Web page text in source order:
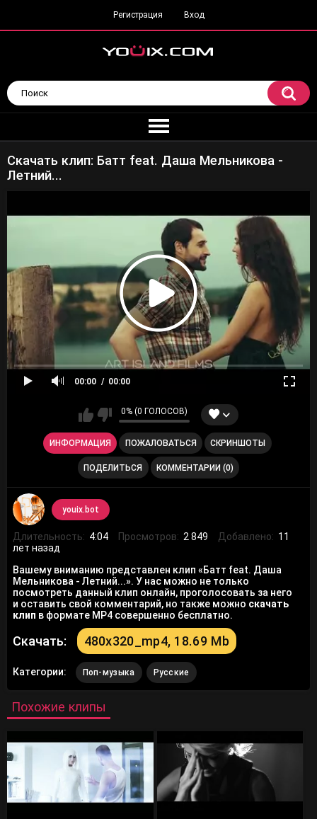
Регистрация Вход
Скачать клип: Батт feat. Даша Мельникова -
Летний...
00:00 00:00
0% (0 ГОЛОСОВ)
ИНФОРМАЦИЯ ПОЖАЛОВАТЬСЯ СКРИНШОТЫ
ПОДЕЛИТЬСЯ КОММЕНТАРИИ (0)
youix.bot
Длительность: 4:04 Просмотров: 2 849 Добавлено: 11
лет назад
Вашему вниманию представлен клип «Батт feat. Даша
Мельникова - Летний...». У нас можно не только
посмотреть данный клип онлайн, проголосовать за него
и оставить свой комментарий, но также можно скачать
клип в формате MP4 совершенно бесплатно.
Скачать: 480x320_mp4, 18.69 Mb
Категории: Поп-музыка Русские
Похожие клипы